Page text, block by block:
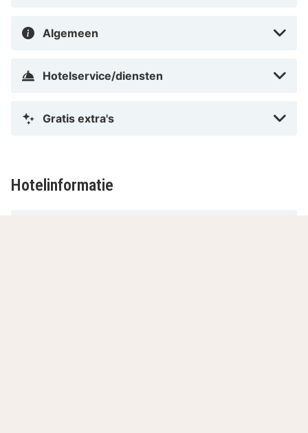
Algemeen
Hotelservice/diensten
Gratis extra's
Hotelinformatie